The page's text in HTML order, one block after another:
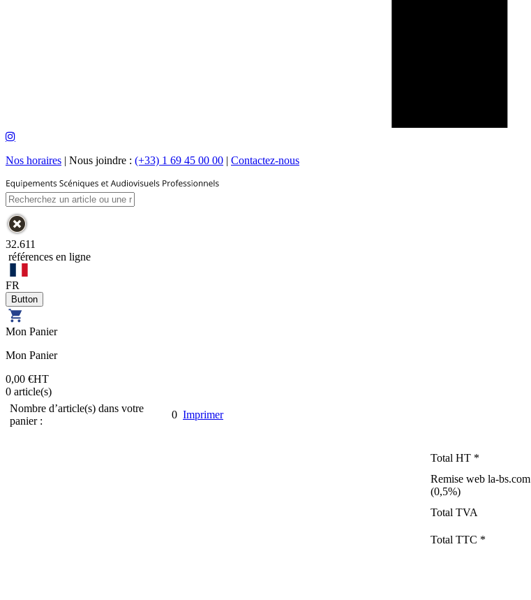
Nos horaires | Nous joindre : (+33) 1 69 45 00 00 | Contactez-nous
32.611
références en ligne
FR
Mon Panier
Mon Panier
0,00 €HT
0 article(s)
Nombre d’article(s) dans votre
panier :
0 Imprimer
Total HT *
Remise web la-bs.com
(0,5%)
Total TVA
Total TTC *